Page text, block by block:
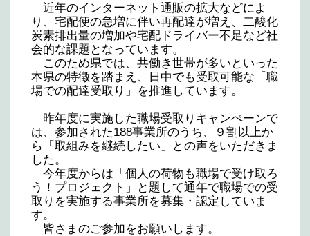
近年のインターネット通販の拡大などによ
り、宅配便の急増に伴い再配達が増え、二酸化
炭素排出量の増加や宅配ドライバー不足など社
会的な課題となっています。
このため県では、共働き世帯が多いといった
本県の特徴を踏まえ、日中でも受取可能な「職
場での配達受取り」を推進しています。
昨年度に実施した職場受取りキャンぺーンで
は、参加された188事業所のうち、９割以上か
ら「取組みを継続したい」との声をいただきま
した。
今年度からは「個人の荷物も職場で受け取ろ
う！プロジェクト」と題して通年で職場での受
取りを実施する事業所を募集・認定していま
す。
皆さまのご参加をお願いします。